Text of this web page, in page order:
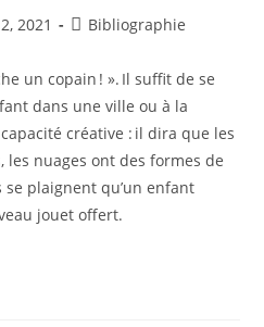
2021 Bibliographie
un copain ! ». Il suffit de se
dans une ville ou à la
créative : il dira que les
nuages ont des formes de
plaignent qu’un enfant
jouet offert.